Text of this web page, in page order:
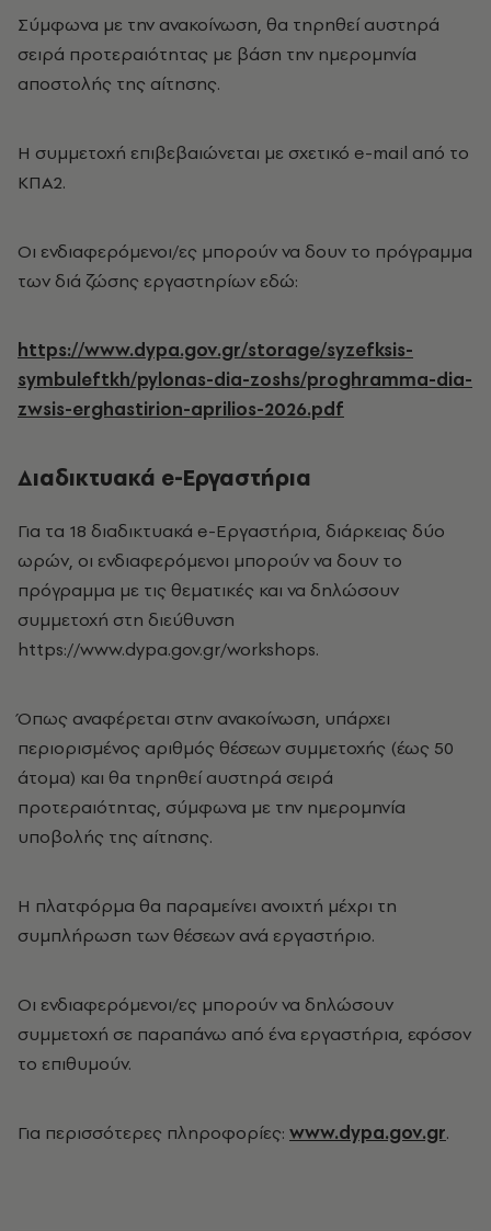
Σύμφωνα με την ανακοίνωση, θα τηρηθεί αυστηρά
σειρά προτεραιότητας με βάση την ημερομηνία
αποστολής της αίτησης.
Η συμμετοχή επιβεβαιώνεται με σχετικό e-mail από το
ΚΠΑ2.
Οι ενδιαφερόμενοι/ες μπορούν να δουν το πρόγραμμα
των διά ζώσης εργαστηρίων εδώ:
https://www.dypa.gov.gr/storage/syzefksis-
symbuleftkh/pylonas-dia-zoshs/proghramma-dia-
zwsis-erghastirion-aprilios-2026.pdf
Διαδικτυακά e-Εργαστήρια
Για τα 18 διαδικτυακά e-Εργαστήρια, διάρκειας δύο
ωρών, οι ενδιαφερόμενοι μπορούν να δουν το
πρόγραμμα με τις θεματικές και να δηλώσουν
συμμετοχή στη διεύθυνση
https://www.dypa.gov.gr/workshops.
Όπως αναφέρεται στην ανακοίνωση, υπάρχει
περιορισμένος αριθμός θέσεων συμμετοχής (έως 50
άτομα) και θα τηρηθεί αυστηρά σειρά
προτεραιότητας, σύμφωνα με την ημερομηνία
υποβολής της αίτησης.
Η πλατφόρμα θα παραμείνει ανοιχτή μέχρι τη
συμπλήρωση των θέσεων ανά εργαστήριο.
Οι ενδιαφερόμενοι/ες μπορούν να δηλώσουν
συμμετοχή σε παραπάνω από ένα εργαστήρια, εφόσον
το επιθυμούν.
Για περισσότερες πληροφορίες: www.dypa.gov.gr.